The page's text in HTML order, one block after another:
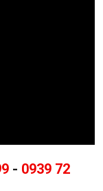
- 0939 72